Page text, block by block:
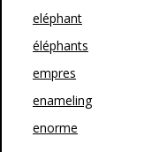
eléphant
éléphants
empres
enameling
enorme